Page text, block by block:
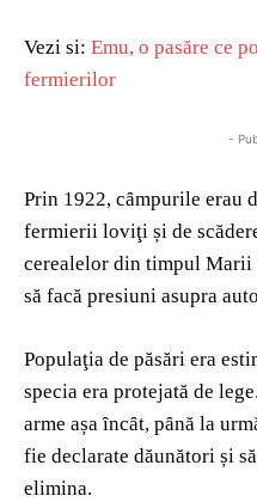
Vezi si: Emu, o pasăre ce
fermierilor
-
Prin 1922, cȃmpurile erau
fermierii loviţi și de
cerealelor din timpul Marii
să facă presiuni asupra
Populaţia de păsări era
specia era protejată de
arme așa ȋncȃt, pȃnă la
fie declarate dăunători și
elimina.